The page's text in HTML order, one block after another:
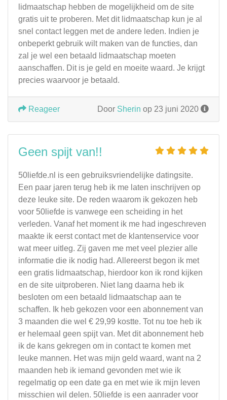
lidmaatschap hebben de mogelijkheid om de site
gratis uit te proberen. Met dit lidmaatschap kun je al
snel contact leggen met de andere leden. Indien je
onbeperkt gebruik wilt maken van de functies, dan
zal je wel een betaald lidmaatschap moeten
aanschaffen. Dit is je geld en moeite waard. Je krijgt
precies waarvoor je betaald.
Door Sherin op 23 juni 2020
Reageer
Geen spijt van!!
50liefde.nl is een gebruiksvriendelijke datingsite.
Een paar jaren terug heb ik me laten inschrijven op
deze leuke site. De reden waarom ik gekozen heb
voor 50liefde is vanwege een scheiding in het
verleden. Vanaf het moment ik me had ingeschreven
maakte ik eerst contact met de klantenservice voor
wat meer uitleg. Zij gaven me met veel plezier alle
informatie die ik nodig had. Allereerst begon ik met
een gratis lidmaatschap, hierdoor kon ik rond kijken
en de site uitproberen. Niet lang daarna heb ik
besloten om een betaald lidmaatschap aan te
schaffen. Ik heb gekozen voor een abonnement van
3 maanden die wel € 29,99 kostte. Tot nu toe heb ik
er helemaal geen spijt van. Met dit abonnement heb
ik de kans gekregen om in contact te komen met
leuke mannen. Het was mijn geld waard, want na 2
maanden heb ik iemand gevonden met wie ik
regelmatig op een date ga en met wie ik mijn leven
misschien wil delen. 50liefde is een aanrader voor